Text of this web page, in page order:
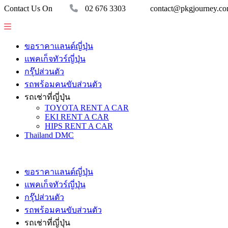
Contact Us On 02 676 3303
ขอราคาแลนด์ญี่ปุ่น
แพคเก็จทัวร์ญี่ปุ่น
กรุ๊ปส่วนตัว
รถพร้อมคนขับส่วนตัว
รถเช่าที่ญี่ปุ่น
TOYOTA RENT A CAR
EKI RENT A CAR
HIPS RENT A CAR
Thailand DMC
ขอราคาแลนด์ญี่ปุ่น
แพคเก็จทัวร์ญี่ปุ่น
กรุ๊ปส่วนตัว
รถพร้อมคนขับส่วนตัว
รถเช่าที่ญี่ปุ่น